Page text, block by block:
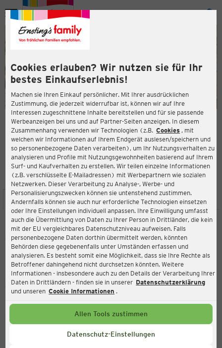
Cookies erlauben? Wir nutzen sie für Ihr
bestes Einkaufserlebnis!
Machen sie Ihren Einkauf persönlicher. Mit Ihrer ausdrücklichen
Zustimmung, die jederzeit widerrufbar ist, können wir auf Ihre
Interessen zugeschnittene Inhalte bereitstellen und für sie passende
Werbeanzeigen bei uns und auf Partner-Seiten anzeigen. In diesem
Zusammenhang verwenden wir Technologien (z.B. Cookies , mit
welchen wir Informationen auf Ihrem Endgerät auslesen/speichern und
so personenbezogene Daten verarbeiten), um Ihr Nutzungsverhalten zu
analysieren und Profile mit Nutzungsgewohnheiten basierend auf Ihrem
Surf- und Kaufverhalten zu erstellen. Wir teilen einzelne Informationen
(z.B. verschlüsselte E-Mailadressen) mit Werbepartnern wie sozialen
Netzwerken. Dieser Verarbeitung zu Analyse-, Werbe- und
Personalisierungszwecken können sie untenstehend zustimmen.
Andernfalls können sie auch nur erforderliche Technologien einsetzen
oder Ihre Einstellungen individuell anpassen. Ihre Einwilligung umfasst
auch die Übermittlung von Daten zu Ihrer Person in Drittländer, die kein
mit der EU vergleichbares Datenschutzniveau aufweisen. Falls
personenbezogene Daten dorthin übermittelt werden, könnten
Behörden diese gegebenenfalls unter Umständen erfassen und
analysieren. Es besteht somit eine Möglichkeit, dass sie Ihre Rechte als
Betroffener dahingehend nicht durchsetzen könnten. Weitere
Informationen - insbesondere auch zu den Details der Verarbeitung Ihrer
Daten in Drittländern - finden sie in unserer Datenschutzerklärung
und unseren Cookie Informationen .
Allen Tools zustimmen
Datenschutz-Einstellungen
Menü
ERNSTING'S FAMILY FILIALE
Umlauf 4
58840 Plettenberg
4,4
Bewertung:
STANDORT SERVICES SORTIMENT AKTIONEN
Ernsting's family
Umlauf 4, 58840 Plettenberg
Aktuell:
Geschlossen
Service Hotline
+49 (0) 2546 / 98 999 98